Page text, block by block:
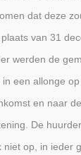
dat deze
van 31
werden de
een allonge op
en naar
De
niet op, in ieder